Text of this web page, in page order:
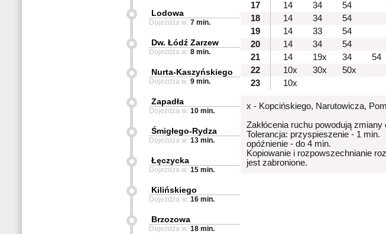
17
14 34
54
18
14 34
54
19
14 33
54
20
14 34
54
21
14 19x 34
54
22
10x 30x
50x
23
10x
x - Kopcińskiego, Narutowicza,
Zakłócenia ruchu powodują
Tolerancja: przyspieszenie - 1 min.
opóźnienie - do 4 min.
Kopiowanie i rozpowszechnianie
jest zabronione.
Lodowa
Dojeżdża w: 7 min.
Dw. Łódź Zarzew
Dojeżdża w: 8 min.
Nurta-Kaszyńskiego
Dojeżdża w: 9 min.
Zapadła
Dojeżdża w: 10 min.
Śmigłego-Rydza
Dojeżdża w: 13 min.
Łęczycka
Dojeżdża w: 15 min.
Kilińskiego
Dojeżdża w: 16 min.
Brzozowa
Dojeżdża w: 18 min.